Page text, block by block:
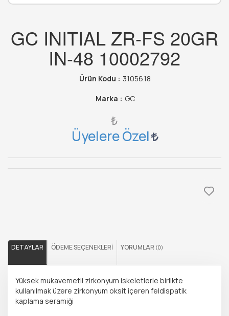
GC INITIAL ZR-FS 20GR
IN-48 10002792
Ürün Kodu : 31056.18
Marka : GC
₺
Üyelere Özel
DETAYLAR ÖDEME SEÇENEKLERI YORUMLAR (0)
Yüksek mukavemetli zirkonyum iskeletlerle birlikte
kullanılmak üzere zirkonyum oksit içeren feldispatik
kaplama seramiği